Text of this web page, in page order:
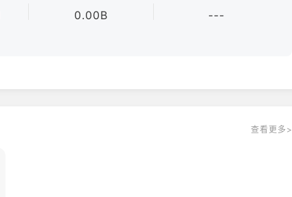
0.00B ---
查看更多>